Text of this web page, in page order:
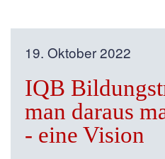
19. Oktober 2022
IQB
man daraus
- eine Vision